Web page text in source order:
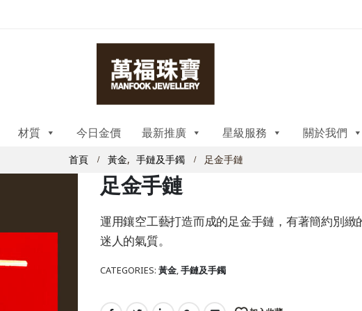
材質 今日金價 最新推廣 星級服務 關於我們
首頁 黃金, 手鏈及手鐲 足金手鏈
足金手鏈
運用鑲空工藝打造而成的足金手鏈，有著簡約別
迷人的氣質。
CATEGORIES: 黃金,手鏈及手鐲